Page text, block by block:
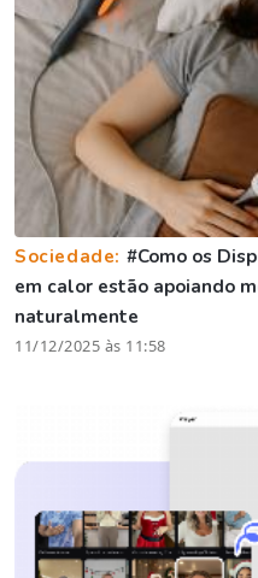
Sociedade: #Como os
em calor estão apoiando
naturalmente
11/12/2025 às 11:58